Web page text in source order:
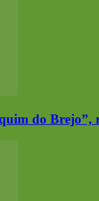
do Brejo”,